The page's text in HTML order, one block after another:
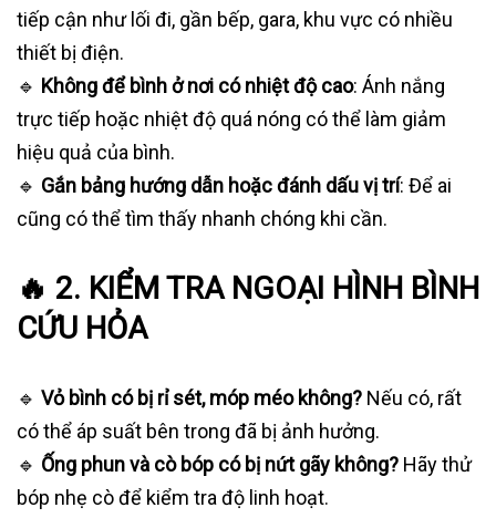
tiếp cận như lối đi, gần bếp, gara, khu vực có nhiều
thiết bị điện.
🔹 Không để bình ở nơi có nhiệt độ cao: Ánh nắng
trực tiếp hoặc nhiệt độ quá nóng có thể làm giảm
hiệu quả của bình.
🔹 Gắn bảng hướng dẫn hoặc đánh dấu vị trí: Để ai
cũng có thể tìm thấy nhanh chóng khi cần.
🔥 2. KIỂM TRA NGOẠI HÌNH BÌNH
CỨU HỎA
🔹 Vỏ bình có bị rỉ sét, móp méo không? Nếu có, rất
có thể áp suất bên trong đã bị ảnh hưởng.
🔹 Ống phun và cò bóp có bị nứt gãy không? Hãy thử
bóp nhẹ cò để kiểm tra độ linh hoạt.